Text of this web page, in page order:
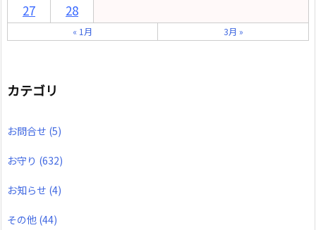
27
28
« 1月 3月 »
カテゴリ
お問合せ (5)
お守り (632)
お知らせ (4)
その他 (44)